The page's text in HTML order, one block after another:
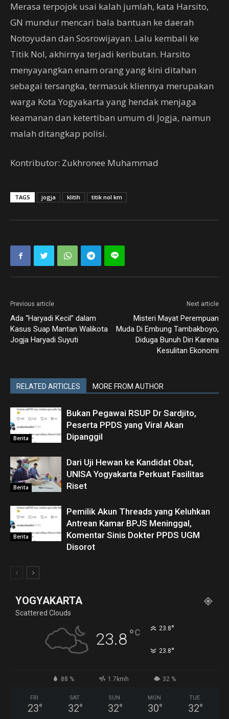
Merasa terpojok usai kalah jumlah, kata Harsito,
GN mundur mencari bala bantuan ke daerah
Notoyudan dan Sosrowijayan. Lalu kembali ke
Titik Nol, akhirnya terjadi keributan. Harsito
menyayangkan enam orang yang kini ditahan
sebagai tersangka, termasuk kliennya merupakan
warga Kota Yogyakarta yang hendak menjaga
keamanan dan ketertiban umum di Jogja, namun
malah ditangkap polisi.
Kontributor: Zukhronee Muhammad
TAGS jogja klitih titik nol km
Previous article
Ada “Haryadi Kecil” dalam
Kasus Suap Mantan Walikota
Jogja Haryadi Suyuti
Next article
Misteri Mayat Perempuan
Muda Di Embung Tambakboyo,
Diduga Bunuh Diri Karena
Kesulitan Ekonomi
RELATED ARTICLES MORE FROM AUTHOR
Berita
Bukan Pegawai RSUP Dr Sardjito,
Peserta PPDS yang Viral Akan
Dipanggil
Berita
Dari Uji Hewan ke Kandidat Obat,
UNISA Yogyakarta Perkuat Fasilitas
Riset
Berita
Pemilik Akun Threads yang Keluhkan
Antrean Kamar BPJS Meninggal,
Komentar Sinis Dokter PPDS UGM
Disorot
YOGYAKARTA
Scattered Clouds
23.8°C 23.8°
23.8°
88 % 1.7kmh 32 %
FRI
23°
SAT
32°
SUN
32°
MON
30°
TUE
32°